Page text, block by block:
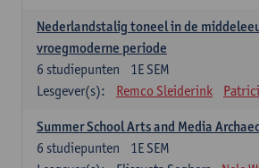
Nederlandstalig toneel in de
vroegmoderne periode
1E SEM
6 studiepunten
Lesgever(s):
Remco Sleiderink
Summer School Arts and Media
1E SEM
6 studiepunten